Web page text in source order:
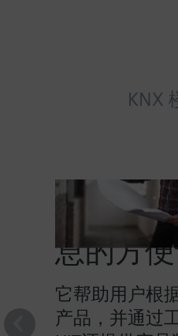
KNX
HIT提供
息的方
它帮助用户根
产品，并通过